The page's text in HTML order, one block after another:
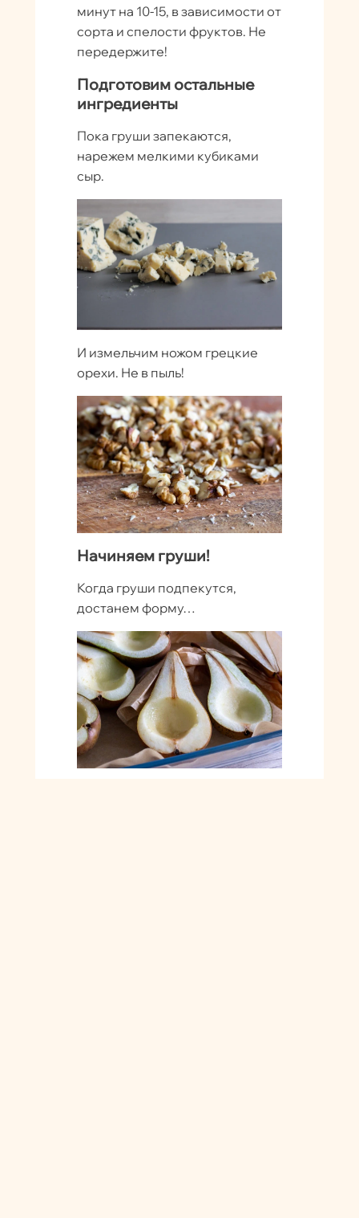
минут на 10-15, в зависимости от
сорта и спелости фруктов. Не
передержите!
Подготовим остальные
ингредиенты
Пока груши запекаются,
нарежем мелкими кубиками
сыр.
И измельчим ножом грецкие
орехи. Не в пыль!
Начиняем груши!
Когда груши подпекутся,
достанем форму…